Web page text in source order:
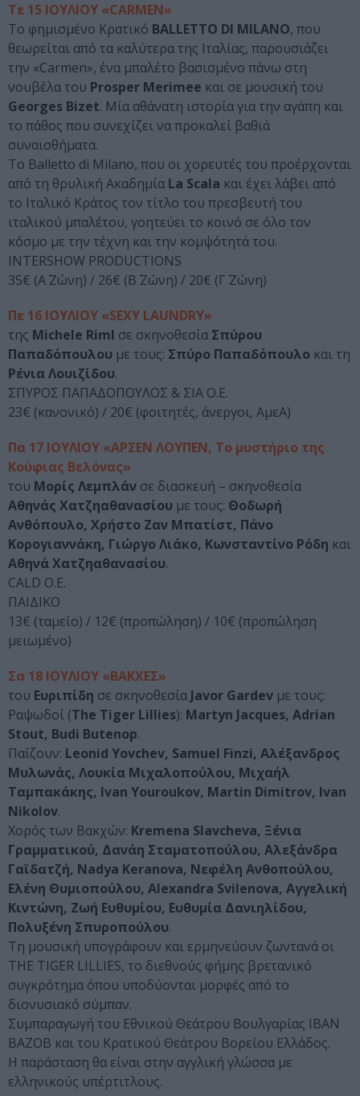
Τε 15 ΙΟΥΛΙΟΥ «CARMEN»
Το φημισμένο Κρατικό BALLETTO DI MILANO, που
θεωρείται από τα καλύτερα της Ιταλίας, παρουσιάζει
την «Carmen», ένα μπαλέτο βασισμένο πάνω στη
νουβέλα του Prosper Merimee και σε μουσική του
Georges Bizet. Μία αθάνατη ιστορία για την αγάπη και
το πάθος που συνεχίζει να προκαλεί βαθιά
συναισθήματα.
Το Balletto di Milano, που οι χορευτές του προέρχονται
από τη θρυλική Ακαδημία La Scala και έχει λάβει από
το Ιταλικό Κράτος τον τίτλο του πρεσβευτή του
ιταλικού μπαλέτου, γοητεύει το κοινό σε όλο τον
κόσμο με την τέχνη και την κομψότητά του.
INTERSHOW PRODUCTIONS
35€ (Α΄ Ζώνη) / 26€ (Β΄ Ζώνη) / 20€ (Γ΄ Ζώνη)
Πε 16 ΙΟΥΛΙΟΥ «SEXY LAUNDRY»
της Michele Riml σε σκηνοθεσία Σπύρου
Παπαδόπουλου με τους: Σπύρο Παπαδόπουλο και τη
Ρένια Λουιζίδου.
ΣΠΥΡΟΣ ΠΑΠΑΔΟΠΟΥΛΟΣ & ΣΙΑ Ο.Ε.
23€ (κανονικό) / 20€ (φοιτητές, άνεργοι, ΑμεΑ)
Πα 17 ΙΟΥΛΙΟΥ «ΑΡΣΕΝ ΛΟΥΠΕΝ, Το μυστήριο της
Κούφιας Βελόνας»
του Μορίς Λεμπλάν σε διασκευή – σκηνοθεσία
Αθηνάς Χατζηαθανασίου με τους: Θοδωρή
Ανθόπουλο, Χρήστο Ζαν Μπατίστ, Πάνο
Κορογιαννάκη, Γιώργο Λιάκο, Κωνσταντίνο Ρόδη και
Αθηνά Χατζηαθανασίου.
CALD O.E.
ΠΑΙΔΙΚΟ
13€ (ταμείο) / 12€ (προπώληση) / 10€ (προπώληση
μειωμένο)
Σα 18 ΙΟΥΛΙΟΥ «ΒΑΚΧΕΣ»
του Ευριπίδη σε σκηνοθεσία Javor Gardev με τους:
Ραψωδοί (The Tiger Lillies): Martyn Jacques, Adrian
Stout, Budi Butenop.
Παίζουν: Leonid Yovchev, Samuel Finzi, Αλέξανδρος
Μυλωνάς, Λουκία Μιχαλοπούλου, Μιχαήλ
Ταμπακάκης, Ivan Youroukov, Martin Dimitrov, Ivan
Nikolov.
Χορός των Βακχών: Kremena Slavcheva, Ξένια
Γραμματικού, Δανάη Σταματοπούλου, Αλεξάνδρα
Γαϊδατζή, Nadya Keranova, Νεφέλη Ανθοπούλου,
Ελένη Θυμιοπούλου, Alexandra Svilenova, Αγγελική
Κιντώνη, Ζωή Ευθυμίου, Ευθυμία Δανιηλίδου,
Πολυξένη Σπυροπούλου.
Τη μουσική υπογράφουν και ερμηνεύουν ζωντανά οι
THE TIGER LILLIES, το διεθνούς φήμης βρετανικό
συγκρότημα όπου υποδύονται μορφές από το
διονυσιακό σύμπαν.
Συμπαραγωγή του Εθνικού Θεάτρου Βουλγαρίας IBAN
BAZOB και του Κρατικού Θεάτρου Βορείου Ελλάδος.
Η παράσταση θα είναι στην αγγλική γλώσσα με
ελληνικούς υπέρτιτλους.